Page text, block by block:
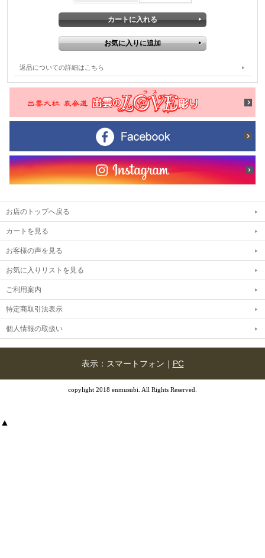
返品についての詳細はこちら
お店のトップへ戻る
カートを見る
お客様の声を見る
お気に入りリストを見る
ご利用案内
特定商取引法表示
個人情報の取扱い
表示：スマートフォン｜ PC
copylight 2018 enmusubi. All Rights Reserved.
▲